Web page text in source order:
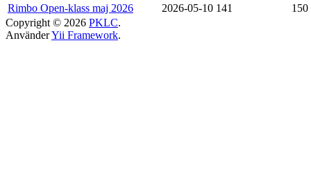
Rimbo Open-klass maj 2026
2026-05-10 141
150
Copyright © 2026 PKLC.
AnvänderYii Framework.